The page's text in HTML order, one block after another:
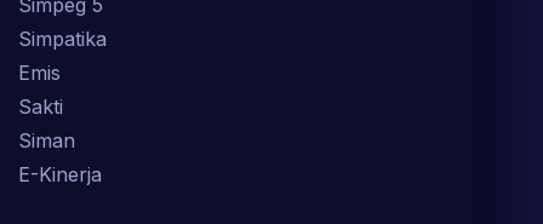
Simpatika
Emis
Sakti
Siman
E-Kinerja